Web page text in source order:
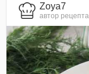
Zoya7
автор рецепта